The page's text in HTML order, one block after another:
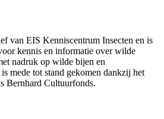
van EIS Kenniscentrum Insecten en is
kennis en informatie over wilde
nadruk op wilde bijen en
mede tot stand gekomen dankzij het
Bernhard Cultuurfonds.